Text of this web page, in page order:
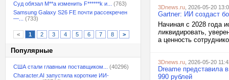
Суд обязал M**a изменить F******k и...
(763)
Samsung Galaxy S26 FE почти рассекречен
—...
(733)
< 1 2 3 4 5 6 7 8 >
Популярные
США стали главным поставщиком...
(40296)
Character.AI запустила короткие ИИ-
3Dnews.ru , 2026-05-20
Gartner: ИИ создаст
Начиная с 2028 года
ликвидировать,
а ценность
3Dnews.ru , 2026-05-20
Dreame представила
990 рублей